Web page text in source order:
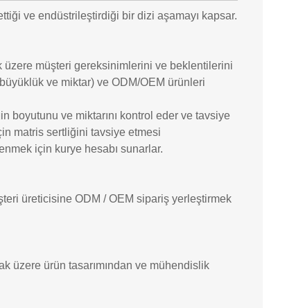
ve endüstrileştirdiği bir dizi aşamayı kapsar.
üzere müşteri gereksinimlerini ve beklentilerini
ve miktar) ve ODM/OEM ürünleri
boyutunu ve miktarını kontrol eder ve tavsiye
matris sertliğini tavsiye etmesi
için kurye hesabı sunarlar.
üreticisine ODM / OEM sipariş yerleştirmek
üzere ürün tasarımından ve mühendislik